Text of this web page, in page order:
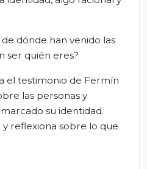
dónde han venido las
ser quién eres?
el testimonio de Fermín
las personas y
su identidad.
reflexiona sobre lo que